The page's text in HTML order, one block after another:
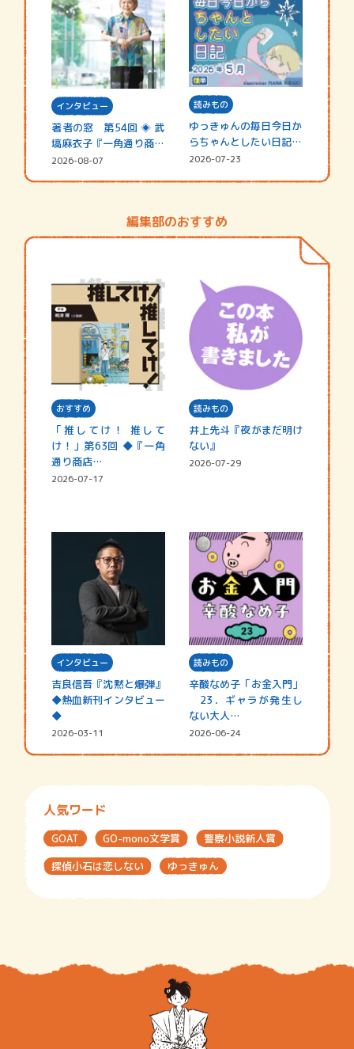
インタビュー
著者の窓 第54回 ◈ 武
塙麻衣子『一角通り商店
街の…
2026-08-07
読みもの
ゆっきゅんの毎日今日か
らちゃんとしたい日記
☆202…
2026-07-23
編集部のおすすめ
おすすめ
「推してけ！ 推して
け！」第63回 ◆『一角
通り商店…
2026-07-17
読みもの
井上先斗『夜がまだ明け
ない』
2026-07-29
インタビュー
吉良信吾『沈黙と爆弾』
◆熱血新刊インタビュー
◆
2026-03-11
読みもの
辛酸なめ子「お金入門」
23．ギャラが発生し
ない大人…
2026-06-24
人気ワード
GOAT GO-mono文学賞
警察小説新人賞
探偵小石は恋しない
ゆっきゅん